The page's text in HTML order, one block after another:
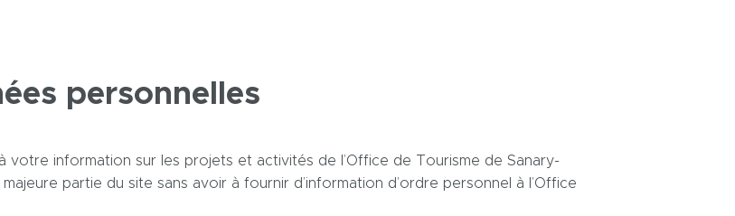
personnelles
votre information sur les projets et activités de l’Office de Tourisme de Sanary-
partie du site sans avoir à fournir d’information d’ordre personnel à l’Office